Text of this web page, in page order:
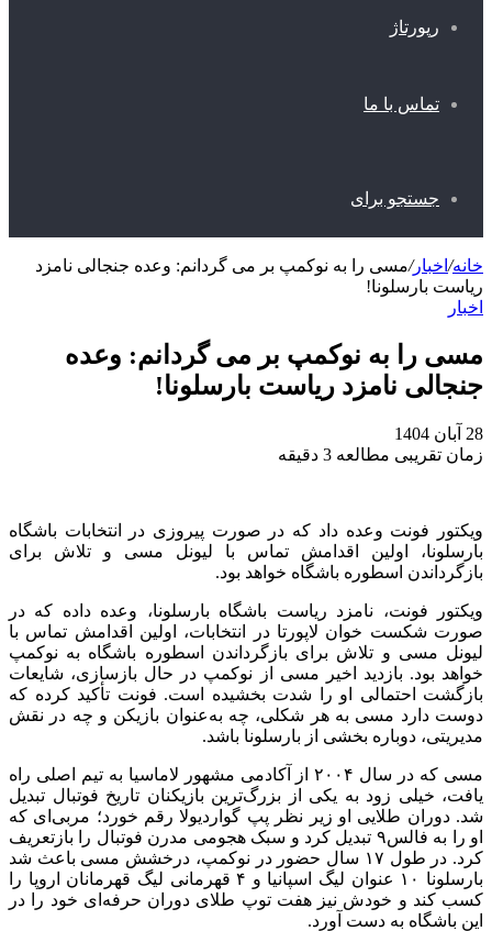
رپورتاژ
تماس با ما
جستجو برای
خانه/ اخبار/مسی را به نوکمپ بر می‌ گردانم: وعده جنجالی نامزد
ریاست بارسلونا!
اخبار
مسی را به نوکمپ بر می‌ گردانم: وعده
جنجالی نامزد ریاست بارسلونا!
28 آبان 1404
زمان تقریبی مطالعه 3 دقیقه
ویکتور فونت وعده داد که در صورت پیروزی در انتخابات باشگاه
بارسلونا، اولین اقدامش تماس با لیونل مسی و تلاش برای
بازگرداندن اسطوره باشگاه خواهد بود.
ویکتور فونت، نامزد ریاست باشگاه بارسلونا، وعده داده که در
صورت شکست خوان لاپورتا در انتخابات، اولین اقدامش تماس با
لیونل مسی و تلاش برای بازگرداندن اسطوره باشگاه به نوکمپ
خواهد بود. بازدید اخیر مسی از نوکمپ در حال بازسازی، شایعات
بازگشت احتمالی او را شدت بخشیده است. فونت تأکید کرده که
دوست دارد مسی به هر شکلی، چه به‌عنوان بازیکن و چه در نقش
مدیریتی، دوباره بخشی از بارسلونا باشد.
مسی که در سال ۲۰۰۴ از آکادمی مشهور لاماسیا به تیم اصلی راه
یافت، خیلی زود به یکی از بزرگ‌ترین بازیکنان تاریخ فوتبال تبدیل
شد. دوران طلایی او زیر نظر پپ گواردیولا رقم خورد؛ مربی‌ای که
او را به فالس۹ تبدیل کرد و سبک هجومی مدرن فوتبال را بازتعریف
کرد. در طول ۱۷ سال حضور در نوکمپ، درخشش مسی باعث شد
بارسلونا ۱۰ عنوان لیگ اسپانیا و ۴ قهرمانی لیگ قهرمانان اروپا را
کسب کند و خودش نیز هفت توپ طلای دوران حرفه‌ای خود را در
این باشگاه به دست آورد.